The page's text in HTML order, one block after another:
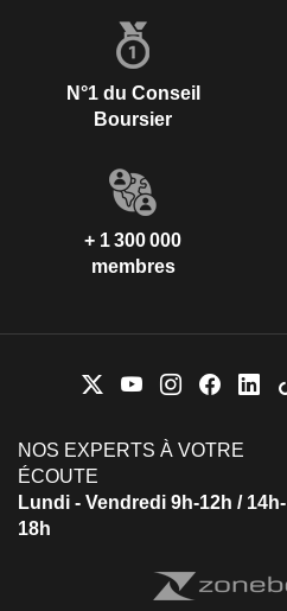
N°1 du Conseil
Boursier
+ 1 300 000
membres
NOS EXPERTS À VOTRE
ÉCOUTE
Lundi - Vendredi 9h-12h / 14h-
18h